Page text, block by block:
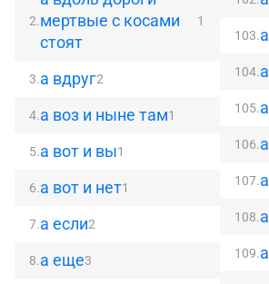
2.мертвые с косами
стоят
1
3.а вдруг2
4.а воз и ныне там1
5.а вот и вы1
6.а вот и нет1
7.а если2
8.а еще3
103.
104.
105.
106.
107.
108.
109.